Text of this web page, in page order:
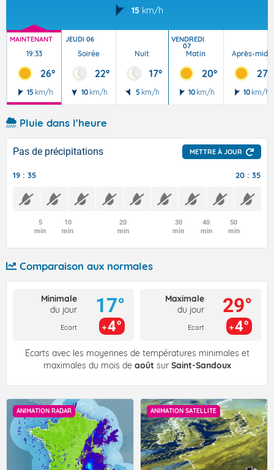
15 km/h
MAINTENANT
19:33
26°
15 km/h
JEUDI 06
Soirée
22°
10 km/h
Nuit
17°
5 km/h
VENDREDI
07
Matin
20°
10 km/h
Après-midi
27°
10 km/h
Pluie dans l'heure
Pas de précipitations METTRE À JOUR
19 : 35 20 : 35
5
min
10
min
20
min
30
min
40
min
50
min
Comparaison aux normales
Minimale
du jour
Ecart
17°
4°
Maximale
du jour
Ecart
29°
4°
Écarts avec les moyennes de températures minimales et
maximales du mois de août sur Saint-Sandoux
ANIMATION RADAR ANIMATION SATELLITE